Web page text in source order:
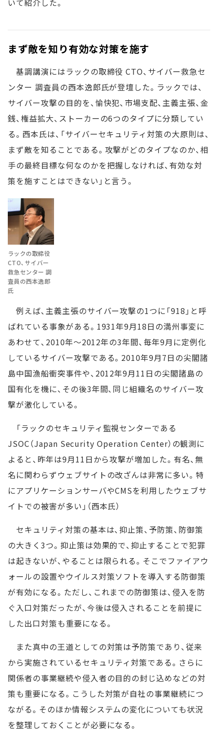
いて紹介した。
まず敵を知り有効な対策を施す
基調講演にはラックの取締役 CTO、サイバー救急セ
ンター 調査員の西本逸郎氏が登壇した。ラックでは、
サイバー攻撃の目的を、愉快犯、市場支配、主義主張、金
銭、権益拡大、ストーカーの6つのタイプに分類してい
る。西本氏は、「サイバーセキュリティ対策の大原則は、
まず敵を知ることである。攻撃がどのタイプなのか、相
手の最終目標な何なのかを把握しなければ、有効な対
策を施すことはできない」と言う。
ラックの取締役
CTO、サイバー
救急センター 調
査員の西本逸郎
氏
例えば、主義主張のサイバー攻撃の1つに「918」と呼
ばれている事象がある。1931年9月18日の満州事変に
あわせて、2010年～2012年の3年間、毎年9月に定例化
しているサイバー攻撃である。2010年9月7日の尖閣諸
島中国漁船衝突事件や、2012年9月11日の尖閣諸島の
国有化を機に、その後3年間、同じ組織名のサイバー攻
撃が激化している。
「ラックのセキュリティ監視センターである
JSOC（Japan Security Operation Center）の観測に
よると、昨年は9月11日から攻撃が増加した。有名、無
名に関わらずウェブサイトの改ざんは非常に多い。特
にアプリケーションサーバやCMSを利用したウェブサ
イトでの被害が多い」（西本氏）
セキュリティ対策の基本は、抑止策、予防策、防御策
の大きく3つ。抑止策は効果的で、抑止することで犯罪
は起きないが、やることは限られる。そこでファイアウ
ォールの設置やウイルス対策ソフトを導入する防御策
が有効になる。ただし、これまでの防御策は、侵入を防
ぐ入口対策だったが、今後は侵入されることを前提に
した出口対策も重要になる。
また真中の王道としての対策は予防策であり、従来
から実施されているセキュリティ対策である。さらに
関係者の事業継続や侵入者の目的の封じ込めなどの対
策も重要になる。こうした対策が自社の事業継続につ
ながる。そのほか情報システムの変化についても状況
を整理しておくことが必要になる。